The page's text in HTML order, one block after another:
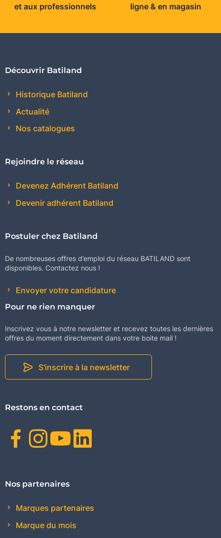
et aux professionnels
ligne & en magasin
Découvrir Batiland
Historique Batiland
Actualité
Nos catalogues
Rejoindre le réseau
Devenez Adhérent Batiland
Devenir adhérent Batiland
Postuler chez Batiland
De nombreuses offres d’emploi du réseau BATILAND sont
disponibles. Contactez nous !
Envoyer votre candidature
Pour ne rien manquer
Inscrivez vous à notre newsletter et recevez toutes les dernières
offres du moment directement dans votre boite mail !
S'inscrire à la newsletter
Restons en contact
Facebook
Instagram
Youtube
Nos partenaires
Marques partenaires
Marque du mois